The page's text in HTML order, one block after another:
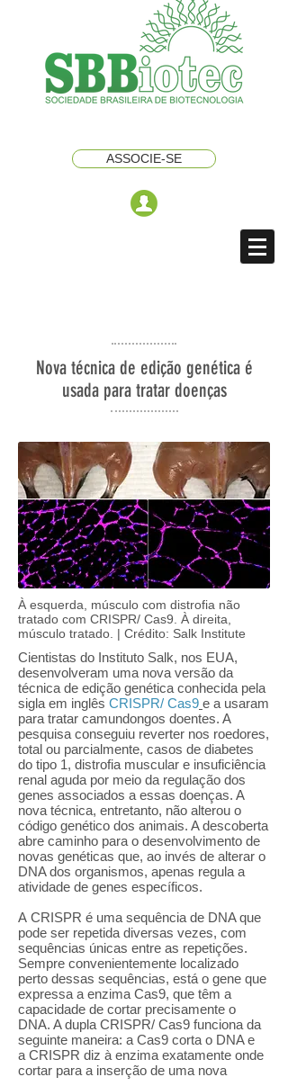
ASSOCIE-SE
Nova técnica de edição genética é
usada para tratar doenças
À esquerda, músculo com distrofia não
tratado com CRISPR/ Cas9. À direita,
músculo tratado. | Crédito: Salk Institute
Cientistas do Instituto Salk, nos EUA,
desenvolveram uma nova versão da
técnica de edição genética conhecida pela
sigla em inglês CRISPR/ Cas9 e a usaram
para tratar camundongos doentes. A
pesquisa conseguiu reverter nos roedores,
total ou parcialmente, casos de diabetes
do tipo 1, distrofia muscular e insuficiência
renal aguda por meio da regulação dos
genes associados a essas doenças. A
nova técnica, entretanto, não alterou o
código genético dos animais. A descoberta
abre caminho para o desenvolvimento de
novas genéticas que, ao invés de alterar o
DNA dos organismos, apenas regula a
atividade de genes específicos.
A CRISPR é uma sequência de DNA que
pode ser repetida diversas vezes, com
sequências únicas entre as repetições.
Sempre convenientemente localizado
perto dessas sequências, está o gene que
expressa a enzima Cas9, que têm a
capacidade de cortar precisamente o
DNA. A dupla CRISPR/ Cas9 funciona da
seguinte maneira: a Cas9 corta o DNA e
a CRISPR diz à enzima exatamente onde
cortar para a inserção de uma nova